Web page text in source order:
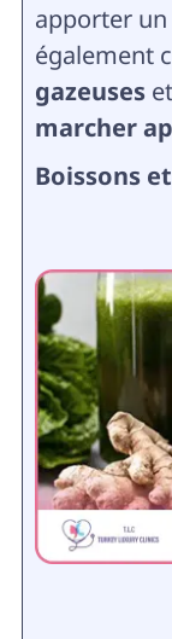
apporter
également
gazeuses
marcher
Boissons